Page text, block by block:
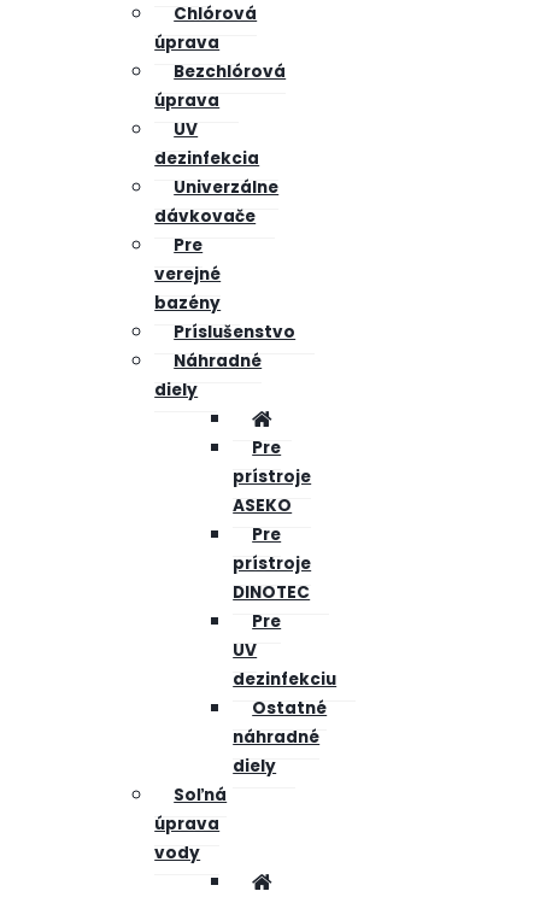
Chlórová
úprava
Bezchlórová
úprava
UV
dezinfekcia
Univerzálne
dávkovače
Pre
verejné
bazény
Príslušenstvo
Náhradné
diely
Pre
prístroje
ASEKO
Pre
prístroje
DINOTEC
Pre
UV
dezinfekciu
Ostatné
náhradné
diely
Soľná
úprava
vody